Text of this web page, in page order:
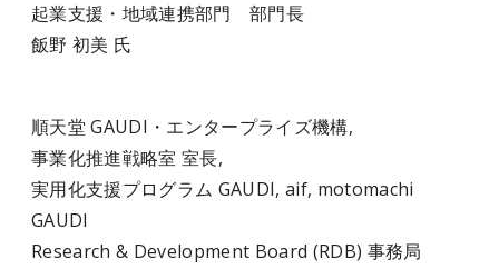
起業支援・地域連携部門 部門長
飯野 初美 氏
順天堂 GAUDI・エンタープライズ機構,
事業化推進戦略室 室長,
実用化支援プログラム GAUDI, aif, motomachi
GAUDI
Research & Development Board (RDB) 事務局